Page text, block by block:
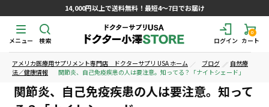
14,000円以上で送料無料！最短4～7日でお届け
ログイン
0
カート
検索
メニュー
アメリカ医療用サプリメント専門店 ドクターサプリ USA ホーム ブログ
自然療
法／健康情報
関節炎、自己免疫疾患の人は要注意。知ってる？「ナイトシェード」
関節炎、自己免疫疾患の人は要注意。知って